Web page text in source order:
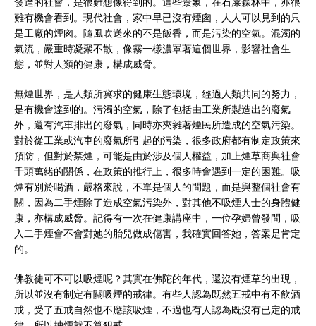
難有機會看到。現代社會，家中早已沒有煙囪，人人可以見到的只
是工廠的煙囪。隨風吹送來的不是飯香，而是污染的空氣。混濁的
氣流，嚴重時凝聚不散，像霧一樣濃罩著這個世界，影響社會生
態，並對人類的健康，構成威脅。
無煙世界，是人類所冀求的健康生態環境，經過人類共同的努力，
是有機會達到的。污濁的空氣，除了包括由工業所製造出的廢氣
外，還有汽車排出的廢氣，同時亦夾雜著煙民所造成的空氣污染。
對於從工業或汽車的廢氣所引起的污染，很多政府都有制定政策來
預防，但對於禁煙，可能是由於涉及個人權益，加上煙草商與社會
千頭萬緒的關係，在政策的推行上，很多時會遇到一定的困難。吸
煙有別於喝酒，嚴格來說，不單是個人的問題，而是與整個社會有
關，因為二手煙除了造成空氣污染外，對其他不吸煙人士的身體健
康，亦構成威脅。記得有一次在健康講座中，一位孕婦曾發問，吸
入二手煙會不會對她的胎兒做成傷害，我確實回答她，答案是肯定
的。
佛教徒可不可以吸煙呢？其實在佛陀的年代，還沒有煙草的出現，
所以並沒有制定有關吸煙的戒律。有些人認為既然五戒中有不飲酒
戒，受了五戒自然也不應該吸煙，不過也有人認為既沒有已定的戒